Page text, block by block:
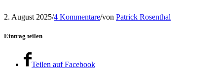
2. August 2025/4 Kommentare/von Patrick Rosenthal
Eintrag teilen
Teilen auf Facebook